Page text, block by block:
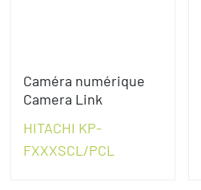
Caméra numérique
Camera Link
HITACHI KP-
FXXXSCL/PCL